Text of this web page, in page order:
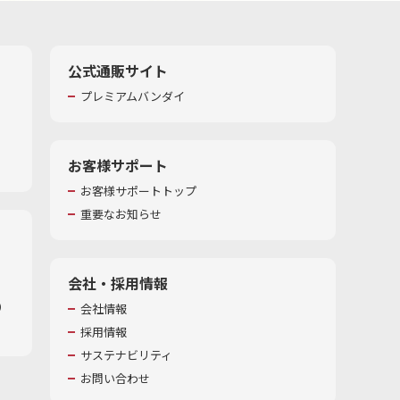
公式通販サイト
プレミアムバンダイ
お客様サポート
お客様サポートトップ
重要なお知らせ
会社・採用情報
会社情報
採用情報
サステナビリティ
お問い合わせ